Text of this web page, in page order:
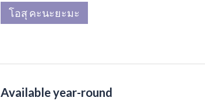
โอสุ คะนะยะมะ
Available year-round